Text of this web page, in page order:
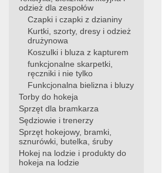
odzież dla zespołów
Czapki i czapki z dzianiny
Kurtki, szorty, dresy i odzież
drużynowa
Koszulki i bluza z kapturem
funkcjonalne skarpetki,
ręczniki i nie tylko
Funkcjonalna bielizna i bluzy
Torby do hokeja
Sprzęt dla bramkarza
Sędziowie i trenerzy
Sprzęt hokejowy, bramki,
sznurówki, butelka, śruby
Hokej na lodzie i produkty do
hokeja na lodzie